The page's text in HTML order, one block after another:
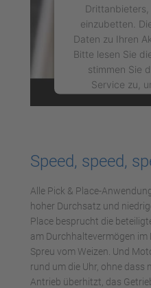
einzubetten.
Daten zu Ihren
Bitte lesen Sie
stimmen Sie
Service zu,
powered by
Speed, speed,
Alle Pick & Place-
hoher Durchsatz und
Place besprucht die
am Durchhaltevermögen
Spreu vom Weizen. Und
rund um die Uhr, ohne dass
Antrieb überhitzt, das